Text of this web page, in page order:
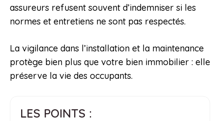
assureurs refusent souvent d’indemniser si les
normes et entretiens ne sont pas respectés.
La vigilance dans l’installation et la maintenance
protège bien plus que votre bien immobilier : elle
préserve la vie des occupants.
LES POINTS :